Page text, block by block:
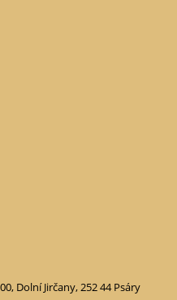
Dolní Jirčany, 252 44 Psáry